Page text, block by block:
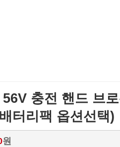
충전 핸드 브
터리팩 옵션선택)
원